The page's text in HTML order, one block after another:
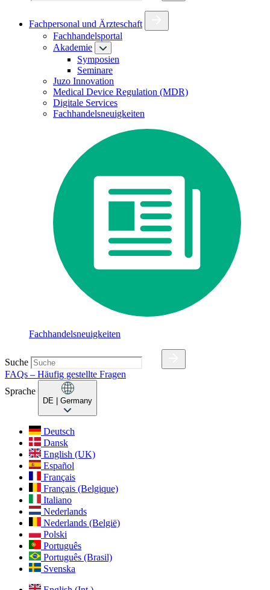
Fachpersonal und Ärzteschaft
Fachhandelsportal
Akademie
Symposien
Seminare
Juzo Innovation
Medical Device Regulation (MDR)
Digitale Services
Fachhandelsneuigkeiten
Fachhandelsneuigkeiten
Suche
FAQs – Häufig gestellte Fragen
Sprache
DE | Germany
Deutsch
Dansk
English (UK)
Español
Français
Français (Belgique)
Italiano
Nederlands
Nederlands (België)
Polski
Português
Português (Brasil)
Svenska